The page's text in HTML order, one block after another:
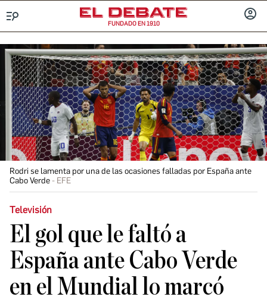
FUNDADO EN 1910
Rodri se lamenta por una de las ocasiones falladas por España ante
Cabo Verde
EFE
Televisión
El gol que le faltó a
España ante Cabo Verde
en el Mundial lo marcó